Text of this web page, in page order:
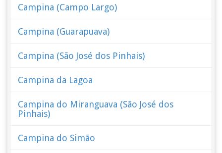
Campina (Campo Largo)
Campina (Guarapuava)
Campina (São José dos Pinhais)
Campina da Lagoa
Campina do Miranguava (São José dos
Pinhais)
Campina do Simão